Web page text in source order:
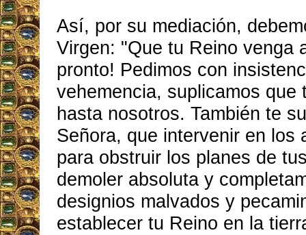
Así, por su mediación,
Virgen: "Que tu Reino venga
pronto! Pedimos con
vehemencia, suplicamos que
hasta nosotros. También te
Señora, que intervenir en los
para obstruir los planes de
demoler absoluta y
designios malvados y
establecer tu Reino en la